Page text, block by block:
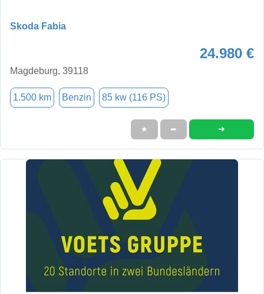
Skoda Fabia
24.980 €
Magdeburg, 39118
1.500 km Benzin 85 kw (116 PS)
★ ➦ ➜